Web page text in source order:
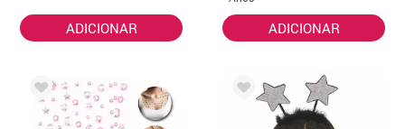
ADICIONAR ADICIONAR